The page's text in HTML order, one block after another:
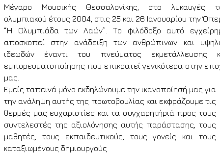
Μέγαρο Μουσικής Θεσσαλονίκης, στο λυκαυγές
ολυμπιακού έτους 2004, στις 25 και 26 Ιανουαρίου την
“Η Ολυμπιάδα των Λαών”. Το φιλόδοξο αυτό
αποσκοπεί στην ανάδειξη των ανθρώπινων και
ιδεωδών έναντι του πνεύματος εκμετάλλευσης
εμπορευματοποίησης που επικρατεί γενικότερα στην
μας.
Εμείς ταπεινά μόνο εκδηλώνουμε την ικανοποίησή μας για
την ανάληψη αυτής της πρωτοβουλίας και εκφράζουμε τις
θερμές μας ευχαριστίες και τα συγχαρητήριά προς τους
συντελεστές της αξιολόγησης αυτής παράστασης, τους
μαθητές, τους εκπαιδευτικούς, τους γονείς και τους
καταξιωμένους δημιουργούς